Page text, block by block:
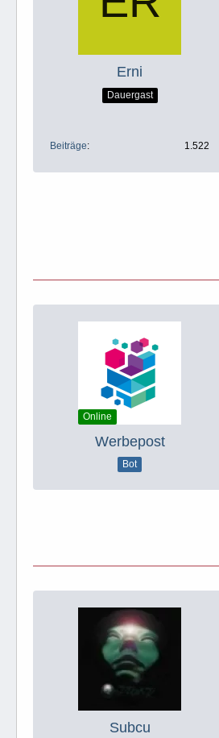
Erni
Dauergast
Beiträge 1.522
Online
Werbepost
Bot
Subcu